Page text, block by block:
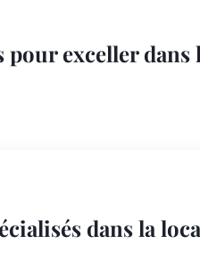
pour exceller
dans la